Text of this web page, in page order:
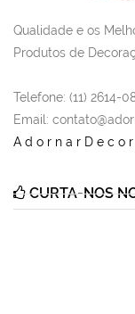
Qualidade e os
Produtos de
Telefone: (11) 2614-
Email :
CURTA-NOS